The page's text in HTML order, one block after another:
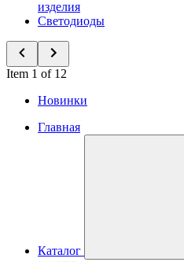
изделия
Светодиоды
Item 1 of 12
Новинки
Главная
Каталог